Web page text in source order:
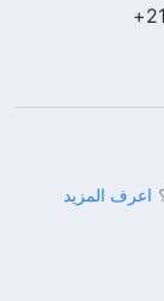
اعرف المزيد